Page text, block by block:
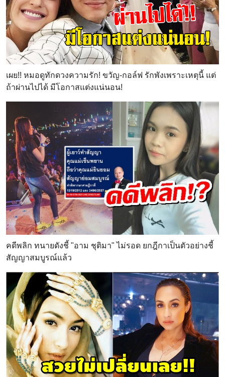
เผย!! หมอดูทักดวงความรัก! ขวัญ-กอล์ฟ รักพังเพราะเหตุนี้ แต่
ถ้าผ่านไปได้ มีโอกาสแต่งแน่นอน!
คดีพลิก ทนายดังชี้ "อาม ชุติมา" ไม่รอด ยกฎีกาเป็นตัวอย่างชี้
สัญญาสมบูรณ์แล้ว